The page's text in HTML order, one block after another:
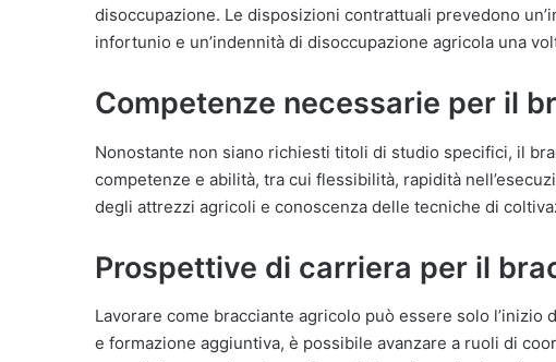
disoccupazione. Le disposizioni contrattuali prevedono
infortunio e un’indennità di disoccupazione agricola una
Competenze necessarie per il
Nonostante non siano richiesti titoli di studio specifici, il
competenze e abilità, tra cui flessibilità, rapidità
degli attrezzi agricoli e conoscenza delle tecniche di
Prospettive di carriera per il
Lavorare come bracciante agricolo può essere solo
e formazione aggiuntiva, è possibile avanzare a ruoli di